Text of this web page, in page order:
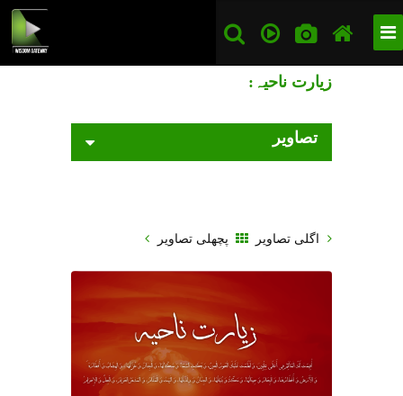
زیارت ناحیہ:
پچھلی تصاویر
تصاویر